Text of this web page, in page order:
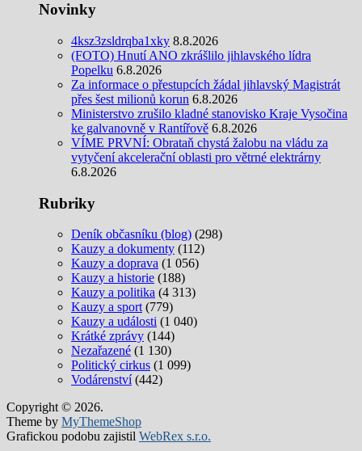
Novinky
4ksz3zsldrqba1xky 8.8.2026
(FOTO) Hnutí ANO zkrášlilo jihlavského lídra
Popelku 6.8.2026
Za informace o přestupcích žádal jihlavský Magistrát
přes šest milionů korun 6.8.2026
Ministerstvo zrušilo kladné stanovisko Kraje Vysočina
ke galvanovně v Rantířově 6.8.2026
VÍME PRVNÍ: Obrataň chystá žalobu na vládu za
vytyčení akcelerační oblasti pro větrné elektrárny
6.8.2026
Rubriky
Deník občasníku (blog) (298)
Kauzy a dokumenty (112)
Kauzy a doprava (1 056)
Kauzy a historie (188)
Kauzy a politika (4 313)
Kauzy a sport (779)
Kauzy a události (1 040)
Krátké zprávy (144)
Nezařazené (1 130)
Politický cirkus (1 099)
Vodárenství(442)
Copyright © 2026.
Theme by MyThemeShop
Grafickou podobu zajistil WebRex s.r.o.